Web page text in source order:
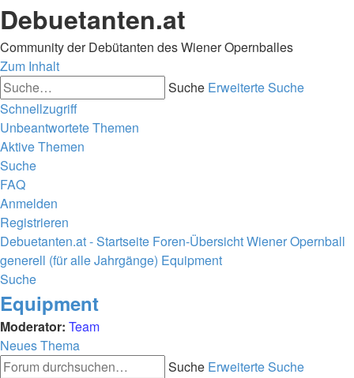
Debuetanten.at
Community der Debütanten des Wiener Opernballes
Zum Inhalt
Suche Erweiterte Suche
Schnellzugriff
Unbeantwortete Themen
Aktive Themen
Suche
FAQ
Anmelden
Registrieren
Debuetanten.at - Startseite Foren-ÜbersichtWiener Opernball
generell (für alle Jahrgänge) Equipment
Suche
Equipment
Moderator: Team
Neues Thema
Suche Erweiterte Suche